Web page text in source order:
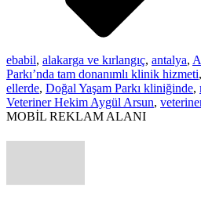
ebabil, alakarga ve kırlangıç, antalya,
Parkı’nda tam donanımlı klinik hizmeti,
ellerde, Doğal Yaşam Parkı kliniğinde,
Veteriner Hekim Aygül Arsun,
MOBİL REKLAM ALANI